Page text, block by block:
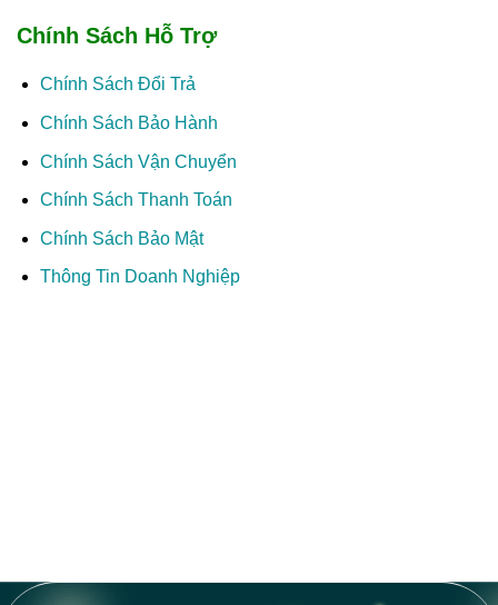
Chính Sách Hỗ Trợ
Chính Sách Đổi Trả
Chính Sách Bảo Hành
Chính Sách Vận Chuyển
Chính Sách Thanh Toán
Chính Sách Bảo Mật
Thông Tin Doanh Nghiệp